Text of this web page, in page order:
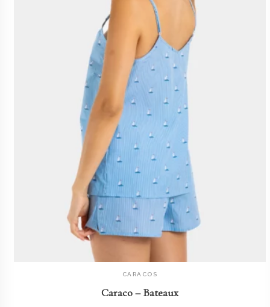
AJOUTER AU PANIER
CARACOS
Caraco – Bateaux